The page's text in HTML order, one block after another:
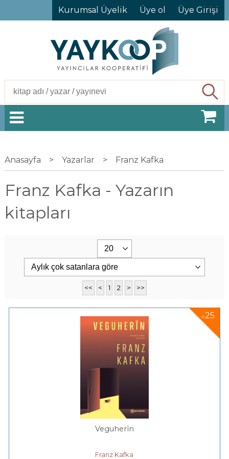
Kurumsal Üyelik Üye ol Üye Girişi
Anasayfa > Yazarlar > Franz Kafka
Franz Kafka - Yazarın
kitapları
<< < 1 2 > >>
%25
Veguherîn
Franz Kafka